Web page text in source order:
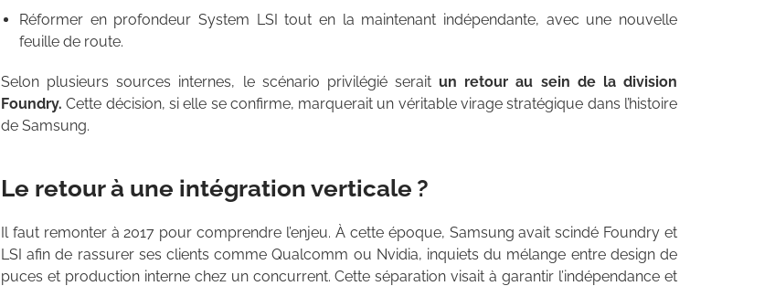
Réformer en profondeur System LSI tout en la maintenant indépendante, avec une nouvelle
feuille de route.
Selon plusieurs sources internes, le scénario privilégié serait un retour au sein de la division
Foundry. Cette décision, si elle se confirme, marquerait un véritable virage stratégique dans l’histoire
de Samsung.
Le retour à une intégration verticale ?
Il faut remonter à 2017 pour comprendre l’enjeu. À cette époque, Samsung avait scindé Foundry et
LSI afin de rassurer ses clients comme Qualcomm ou Nvidia, inquiets du mélange entre design de
puces et production interne chez un concurrent. Cette séparation visait à garantir l’indépendance et